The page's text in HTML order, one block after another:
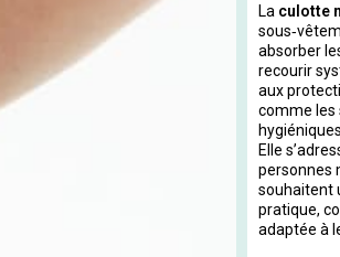
La culotte
absorber
recourir
aux
comme les
Elle
personnes
souhaitent
pratique,
adaptée à